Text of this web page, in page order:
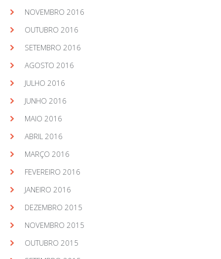
NOVEMBRO 2016
OUTUBRO 2016
SETEMBRO 2016
AGOSTO 2016
JULHO 2016
JUNHO 2016
MAIO 2016
ABRIL 2016
MARÇO 2016
FEVEREIRO 2016
JANEIRO 2016
DEZEMBRO 2015
NOVEMBRO 2015
OUTUBRO 2015